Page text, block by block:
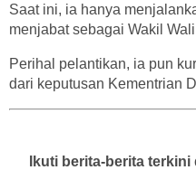
Saat ini, ia hanya
menjabat sebagai Wakil
Perihal pelantikan, ia pun
dari keputusan Kementrian
Ikuti berita-berita